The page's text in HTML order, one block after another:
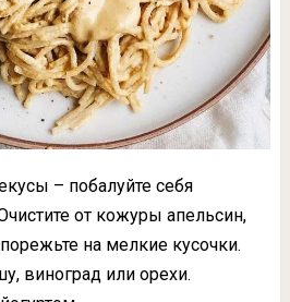
– побалуйте себя
от кожуры апельсин,
на мелкие кусочки.
виноград или орехи.